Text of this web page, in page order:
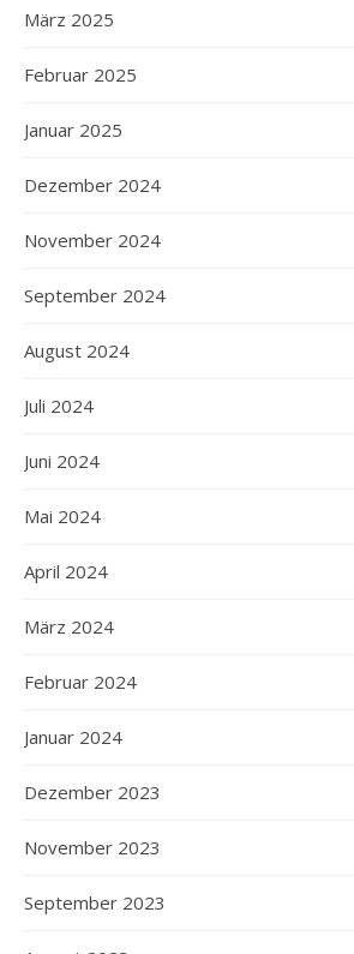
März 2025
Februar 2025
Januar 2025
Dezember 2024
November 2024
September 2024
August 2024
Juli 2024
Juni 2024
Mai 2024
April 2024
März 2024
Februar 2024
Januar 2024
Dezember 2023
November 2023
September 2023